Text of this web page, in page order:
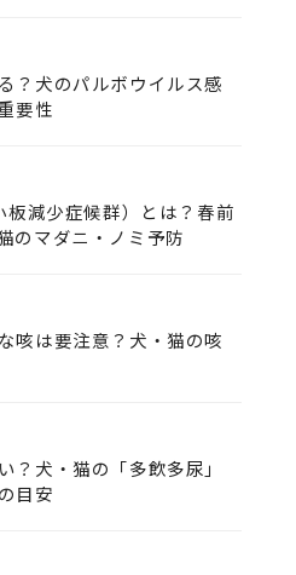
？犬のパルボウイルス感
要性
減少症候群）とは？春前
のマダニ・ノミ予防
咳は要注意？犬・猫の咳
犬・猫の「多飲多尿」
目安